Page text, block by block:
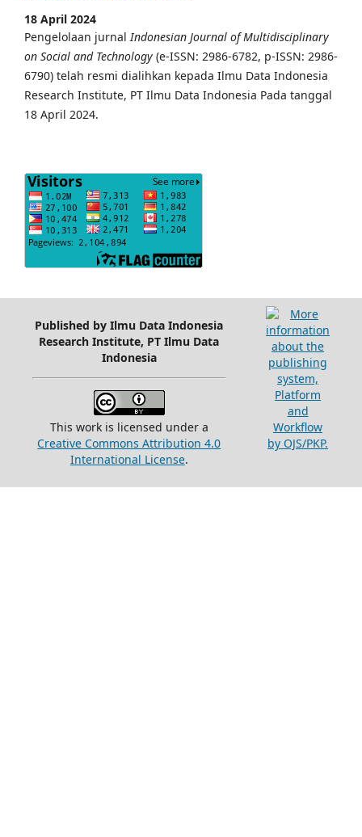
18 April 2024
Pengelolaan jurnalIndonesian Journal of Multidisciplinary
on Social and Technology (e-ISSN: 2986-6782, p-ISSN: 2986-
6790) telah resmi dialihkan kepada Ilmu Data Indonesia
Research Institute, PT Ilmu Data Indonesia Pada tanggal
18 April 2024.
Published by Ilmu Data Indonesia
Research Institute, PT Ilmu Data
Indonesia
This work is licensed under a
Creative Commons Attribution 4.0
International License.